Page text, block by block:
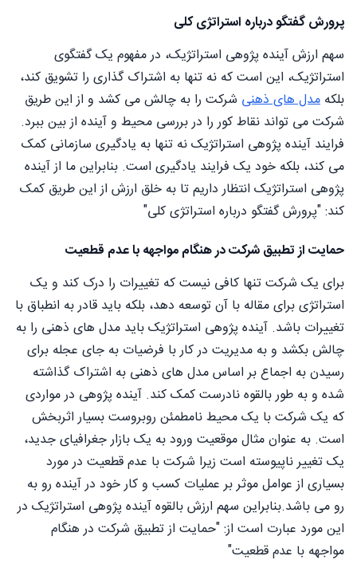
پرورش گفتگو درباره استراتژی کلی
سهم ارزش آینده پژوهی استراتژیک، در مفهوم یک گفتگوی
استراتژیک، این است که نه تنها به اشتراک گذاری را تشویق کند،
بلکه مدل های ذهنی شرکت را به چالش می کشد و از این طریق
شرکت می تواند نقاط کور را در بررسی محیط و آینده از بین ببرد.
فرایند آینده پژوهی استراتژیک نه تنها به یادگیری سازمانی کمک
می کند، بلکه خود یک فرایند یادگیری است. بنابراین ما از آینده
پژوهی استراتژیک انتظار داریم تا به خلق ارزش از این طریق کمک
کند: "پرورش گفتگو درباره استراتژی کلی"
حمایت از تطبيق شرکت در هنگام مواجهه با عدم قطعیت
برای یک شرکت تنها کافی نیست که تغییرات را درک کند و یک
استراتژی برای مقاله با آن توسعه دهد، بلکه باید قادر به انطباق با
تغییرات باشد. آینده پژوهی استراتژیک باید مدل های ذهنی را به
چالش بکشد و به مدیریت در کار با فرضیات به جای عجله برای
رسیدن به اجماع بر اساس مدل های ذهنی به اشتراک گذاشته
شده و به طور بالقوه نادرست کمک کند. آینده پژوهی در مواردی
که یک شرکت با یک محیط نامطمئن روبروست بسیار اثربخش
است. به عنوان مثال موقعیت ورود به یک بازار جغرافیای جدید،
یک تغییر ناپیوسته است زیرا شرکت با عدم قطعیت در مورد
بسیاری از عوامل موثر بر عملیات کسب و کار خود در آینده رو به
رو می باشد.بنابراین سهم ارزش بالقوه آینده پژوهی استراتژیک در
این مورد عبارت است از: "حمایت از تطبيق شرکت در هنگام
مواجهه با عدم قطعیت"